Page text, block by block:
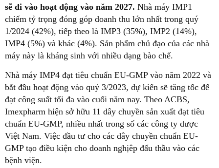
sẽ đi vào hoạt động vào năm 2027. Nhà máy IMP1
chiếm tỷ trọng đóng góp doanh thu lớn nhất trong quý
1/2024 (42%), tiếp theo là IMP3 (35%), IMP2 (14%),
IMP4 (5%) và khác (4%). Sản phẩm chủ đạo của các nhà
máy này là kháng sinh với nhiều dạng bào chế.
Nhà máy IMP4 đạt tiêu chuẩn EU-GMP vào năm 2022 và
bắt đầu hoạt động vào quý 3/2023, dự kiến sẽ tăng tốc để
đạt công suất tối đa vào cuối năm nay. Theo ACBS,
Imexpharm hiện sở hữu 11 dây chuyền sản xuất đạt tiêu
chuẩn EU-GMP, nhiều nhất trong số các công ty dược
Việt Nam. Việc đầu tư cho các dây chuyền chuẩn EU-
GMP tạo điều kiện cho doanh nghịêp đấu thầu vào các
bệnh viện.